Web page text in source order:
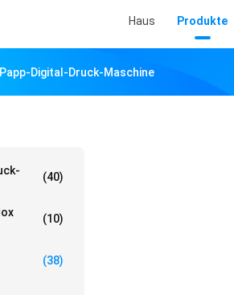
Haus Produkte
Papp-Digital-Druck-Maschine
(40)
(10)
(38)